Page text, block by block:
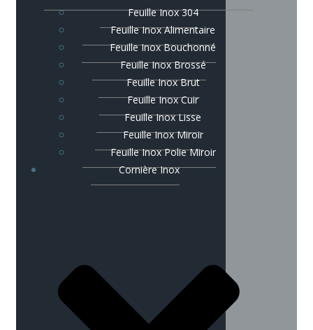
Feuille Inox 304
Feuille Inox Alimentaire
Feuille Inox Bouchonné
Feuille Inox Brossé
Feuille Inox Brut
Feuille Inox Cuir
Feuille Inox Lisse
Feuille Inox Miroir
Feuille Inox Polie Miroir
Cornière Inox